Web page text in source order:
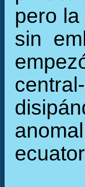
pero
sin